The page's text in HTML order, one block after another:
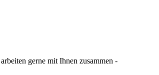
gerne mit Ihnen zusammen -